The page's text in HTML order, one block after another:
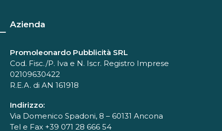
Azienda
Promoleonardo Pubblicità SRL
Cod. Fisc./P. Iva e N. Iscr. Registro Imprese
02109630422
R.E.A. di AN 161918
Indirizzo:
Via Domenico Spadoni, 8 – 60131 Ancona
Tel e Fax +39 071 28 666 54